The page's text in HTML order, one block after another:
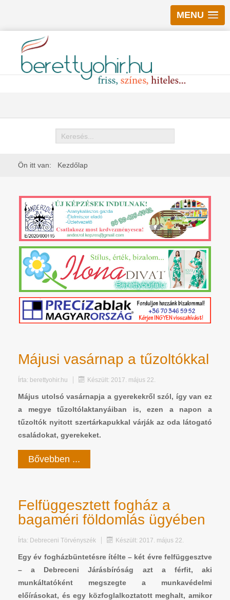
MENU
Keresés
Ön itt van: Kezdőlap
Májusi vasárnap a tűzoltókkal
Írta: berettyohir.hu Készült: 2017. május 22.
Május utolsó vasárnapja a gyerekekről szól, így van ez
a megye tűzoltólaktanyáiban is, ezen a napon a
tűzoltók nyitott szertárkapukkal várják az oda látogató
családokat, gyerekeket.
Bővebben ...
Felfüggesztett fogház a
bagaméri földomlás ügyében
Írta: Debreceni Törvényszék Készült: 2017. május 22.
Egy év fogházbüntetésre ítélte – két évre felfüggesztve
– a Debreceni Járásbíróság azt a férfit, aki
munkáltatóként megszegte a munkavédelmi
előírásokat, és egy közfoglalkoztatott meghalt, amikor